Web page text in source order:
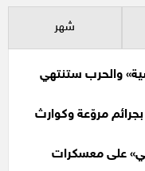
شهر
والحرب ستنتهي
مروّعة وكوارث
على معسكرات